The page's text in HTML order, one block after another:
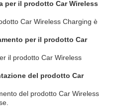
per il prodotto Car Wireless
Car Wireless Charging è
per il prodotto Car
il prodotto Car Wireless
del prodotto Car
del prodotto Car Wireless